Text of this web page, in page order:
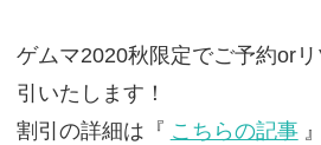
ゲムマ2020秋限定でご予約or
引いたします！
割引の詳細は『 こちらの記事